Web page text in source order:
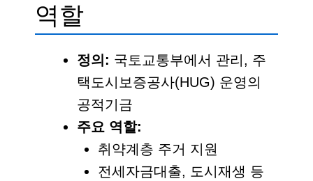
역할
정의: 국토교통부에서 관리, 주
택도시보증공사(HUG) 운영의
공적기금
주요 역할:
취약계층 주거 지원
전세자금대출, 도시재생 등